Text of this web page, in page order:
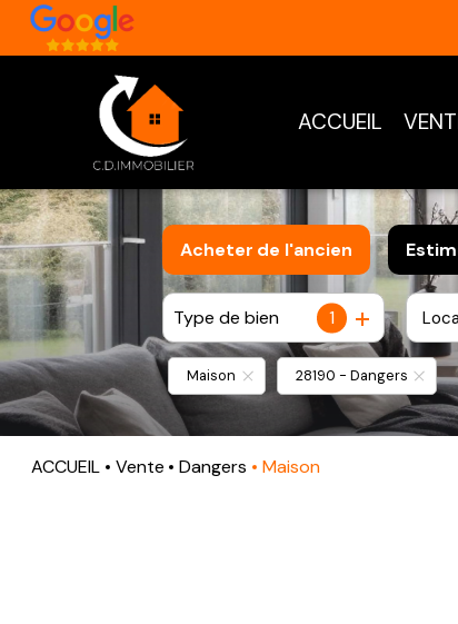
ACCUEIL
Acheter de l'ancien
De l'ancien
Type de bien 1
Maison 28190 - Dangers
ACCUEIL Vente Dangers Maison